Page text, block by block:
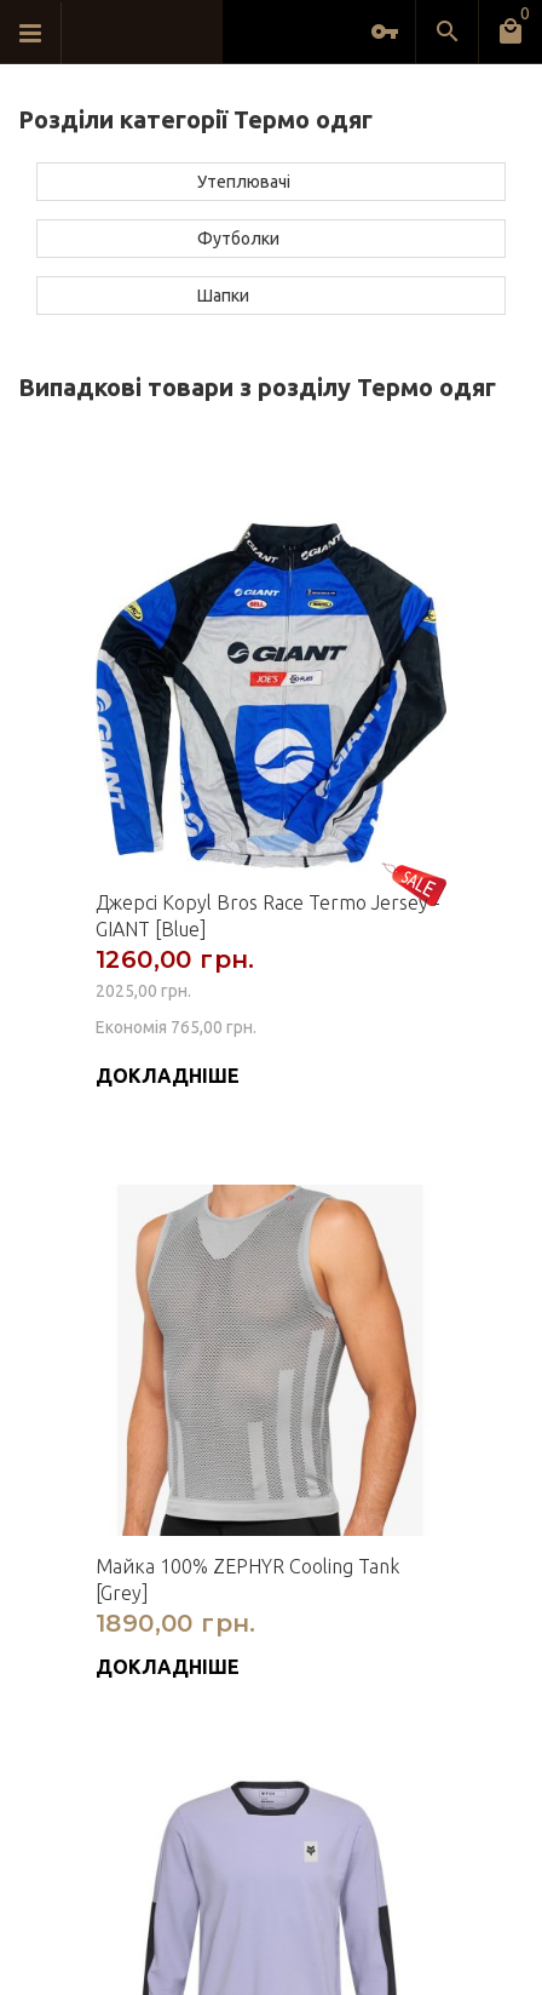
0
Розділи категорії Термо одяг
Утеплювачі
Футболки
Шапки
Випадкові товари з розділу Термо одяг
Джерсі Kopyl Bros Race Termo Jersey -
GIANT [Blue]
1260,00 грн.
2025,00 грн.
Економія 765,00 грн.
ДОКЛАДНІШЕ
Майка 100% ZEPHYR Cooling Tank
[Grey]
1890,00 грн.
ДОКЛАДНІШЕ